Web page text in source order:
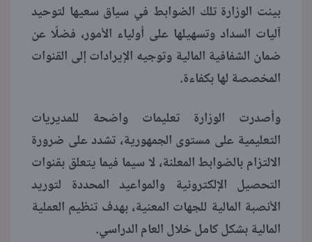
منوعات
بينت الوزارة تلك الضوابط في سياق سعيها لتوحيد
آليات السداد وتسهيلها على أولياء الأمور، فضلًا عن
ضمان الشفافية المالية وتوجيه الإيرادات إلى القنوات
المخصصة لها بكفاءة.
وأصدرت الوزارة تعليمات واضحة للمديريات
التعليمية على مستوى الجمهورية، تشدد على ضرورة
الالتزام بالضوابط المعلنة، لا سيما فيما يتعلق بقنوات
التحصيل الإلكترونية والمواعيد المحددة لتوريد
الأنصبة المالية للجهات المعنية، بهدف تنظيم العملية
المالية بشكل كامل خلال العام الدراسي.